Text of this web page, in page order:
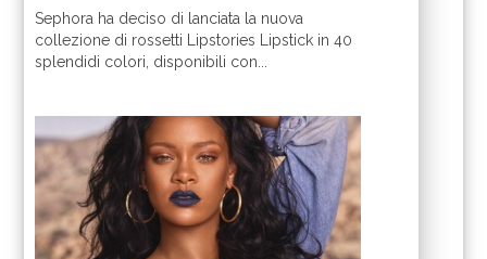
Sephora ha deciso di lanciata la nuova
collezione di rossetti Lipstories Lipstick in 40
splendidi colori, disponibili con...